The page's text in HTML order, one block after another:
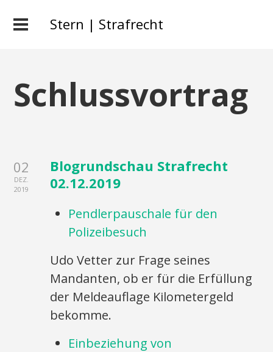
Stern | Strafrecht
Schlussvortrag
02
DEZ.
2019
Blogrundschau Strafrecht
02.12.2019
Pendlerpauschale für den
Polizeibesuch
Udo Vetter zur Frage seines
Mandanten, ob er für die Erfüllung
der Meldeauflage Kilometergeld
bekomme.
Einbeziehung von